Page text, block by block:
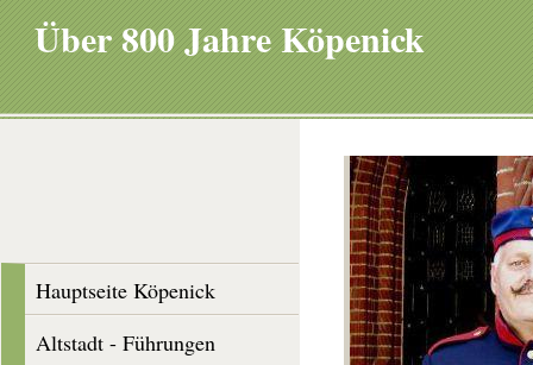
Über 800 Jahre Köpenick
Hauptseite Köpenick
Altstadt - Führungen